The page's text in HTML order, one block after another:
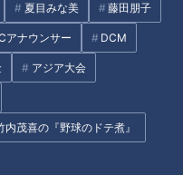
夏目みな美 藤田朋子
アナウンサー DCM
アジア大会
茂喜の『野球のドテ煮』